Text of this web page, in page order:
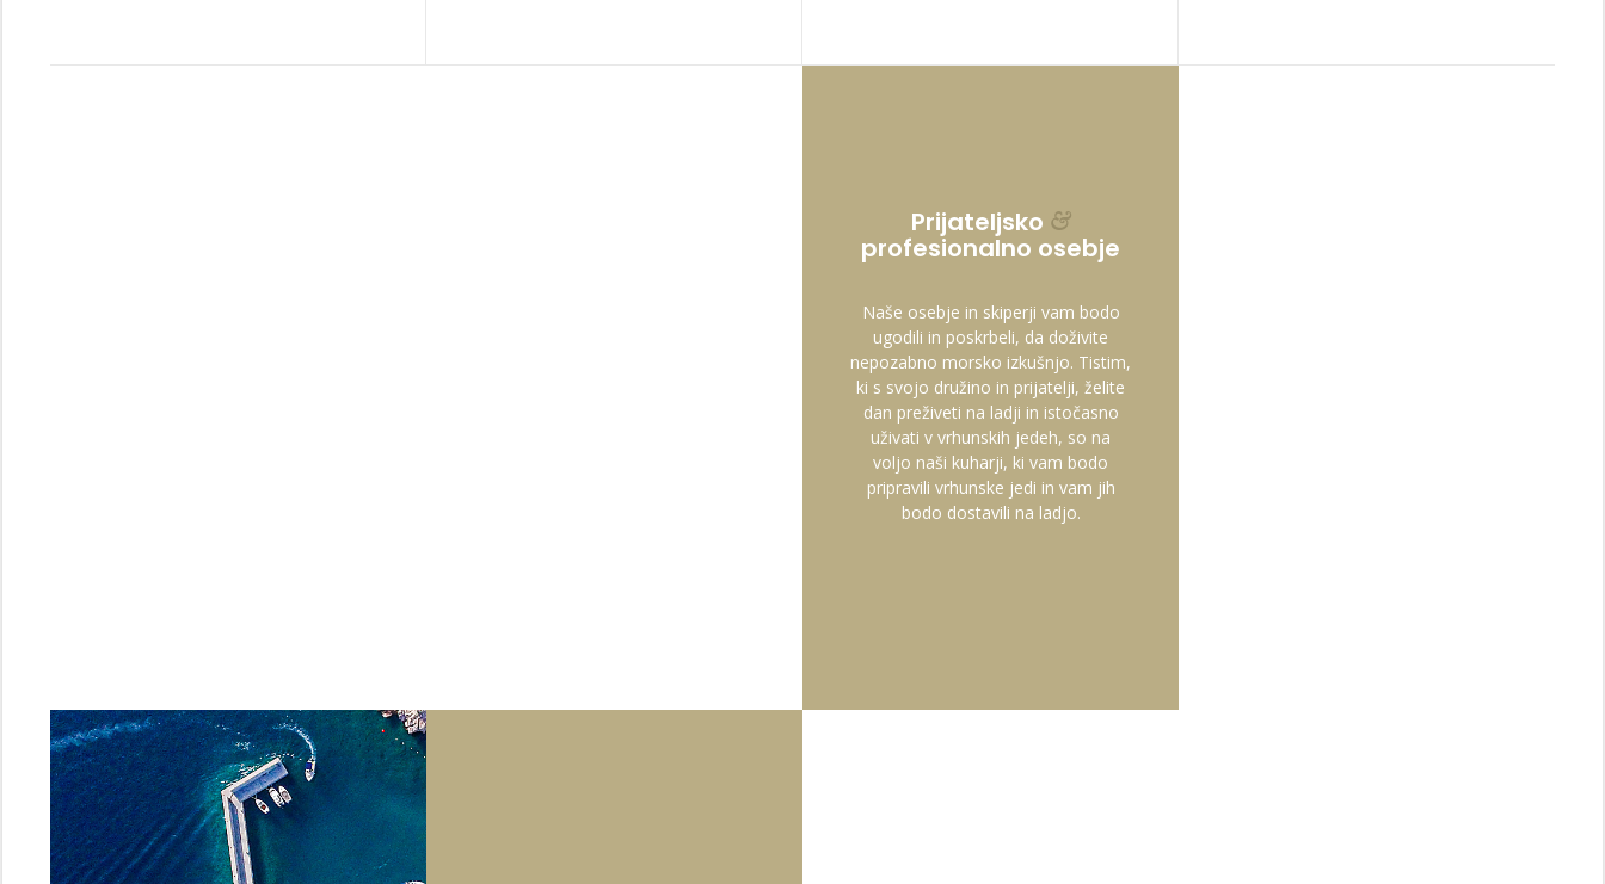
Prijateljsko &
profesionalno osebje
Naše osebje in skiperji vam bodo
ugodili in poskrbeli, da doživite
nepozabno morsko izkušnjo. Tistim,
ki s svojo družino in prijatelji, želite
dan preživeti na ladji in istočasno
uživati v vrhunskih jedeh, so na
voljo naši kuharji, ki vam bodo
pripravili vrhunske jedi in vam jih
bodo dostavili na ladjo.